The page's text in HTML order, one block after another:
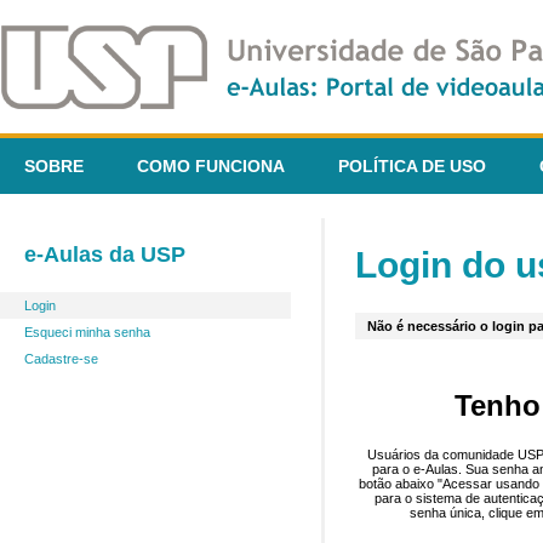
SOBRE COMO FUNCIONA POLÍTICA DE USO
e-Aulas da USP
Login
Esqueci minha senha
Cadastre-se
Login do
Não é necessário o login
Usuários da comunidade
para o e-Aulas. Sua senha
botão abaixo "Acessar
para o sistema de
senha única, clique